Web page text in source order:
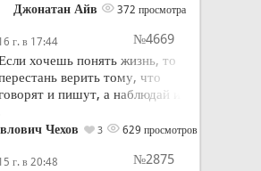
Джонатан Айв 372 просмотра
г. в 17:44
№4669
хочешь понять жизнь, то
верить тому, что
и пишут, а наблюдай и
Чехов 3 629 просмотров
г. в 20:48
№2875